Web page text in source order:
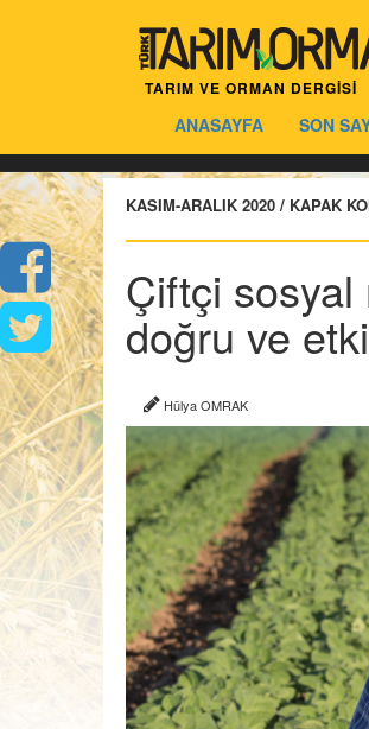
TARIM VE ORMAN DERGİSİ
ANASAYFA SON
KASIM-ARALIK 2020 / KAPAK
Çiftçi sosyal
doğru ve
Hülya OMRAK